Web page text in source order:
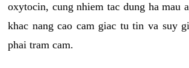
oxytocin, cung nhiem tac dung ha mau
khac nang cao cam giac tu tin va suy
phai tram cam.